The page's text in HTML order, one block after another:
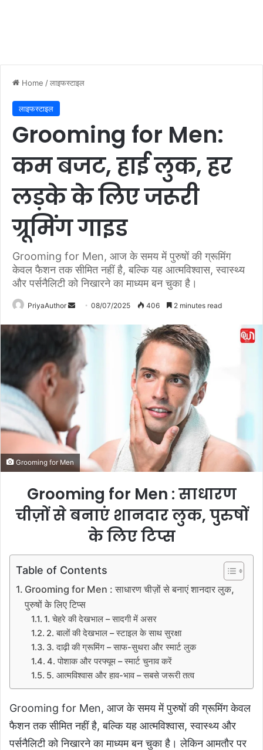
Home /लाइफस्टाइल
लाइफस्टाइल
Grooming for Men:
कम बजट, हाई लुक, हर
लड़के के लिए जरूरी
ग्रूमिंग गाइड
Grooming for Men, आज के समय में पुरुषों की ग्रूमिंग
केवल फैशन तक सीमित नहीं है, बल्कि यह आत्मविश्वास, स्वास्थ्य
और पर्सनैलिटी को निखारने का माध्यम बन चुका है।
PriyaAuthor
n
d
m
i
08/07/2025 406 2 minutes read
Grooming for Men
Grooming for Men : साधारण
चीज़ों से बनाएं शानदार लुक, पुरुषों
के लिए टिप्स
Table of Contents
Grooming for Men : साधारण चीज़ों से बनाएं शानदार लुक,
पुरुषों के लिए टिप्स
1. चेहरे की देखभाल – सादगी में असर
2. बालों की देखभाल – स्टाइल के साथ सुरक्षा
3. दाढ़ी की ग्रूमिंग – साफ-सुथरा और स्मार्ट लुक
4. पोशाक और परफ्यूम – स्मार्ट चुनाव करें
5. आत्मविश्वास और हाव-भाव – सबसे जरूरी तत्व
Grooming for Men, आज के समय में पुरुषों की ग्रूमिंग केवल
फैशन तक सीमित नहीं है, बल्कि यह आत्मविश्वास, स्वास्थ्य और
पर्सनैलिटी को निखारने का माध्यम बन चुका है। लेकिन आमतौर पर